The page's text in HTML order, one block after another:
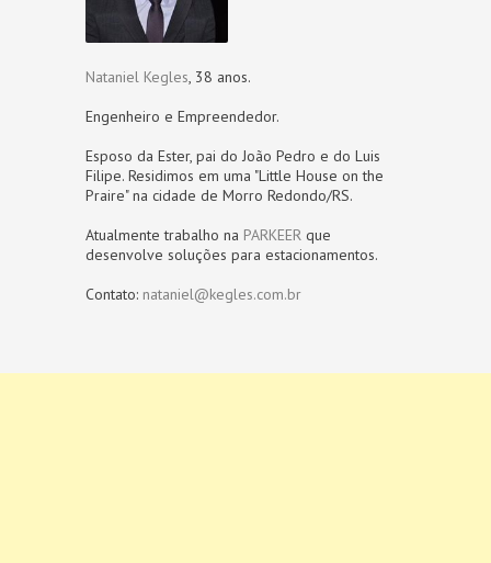
Nataniel Kegles, 38 anos.
Engenheiro e Empreendedor.
Esposo da Ester, pai do João Pedro e do Luis
Filipe. Residimos em uma "Little House on the
Praire" na cidade de Morro Redondo/RS.
Atualmente trabalho na PARKEER que
desenvolve soluções para estacionamentos.
Contato: nataniel@kegles.com.br